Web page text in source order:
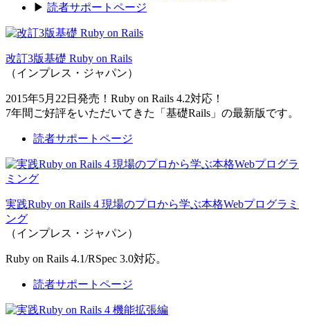
▶ 読者サポートページ
改訂3版基礎 Ruby on Rails
（インプレス・ジャパン）
2015年5月22日発売！Ruby on Rails 4.2対応！
7年間ご好評をいただいてきた「基礎Rails」の最新版です。
読者サポートページ
実践Ruby on Rails 4 現場のプロから学ぶ本格Webプログラミ
ング
（インプレス・ジャパン）
Ruby on Rails 4.1/RSpec 3.0対応。
読者サポートページ